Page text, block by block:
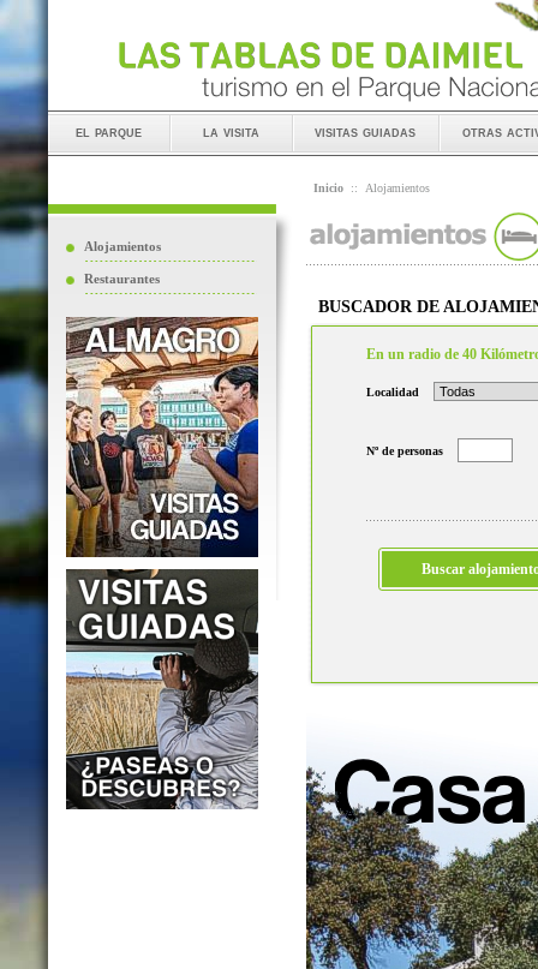
el parque la visita visitas guiadas otras
Alojamientos
Restaurantes
Inicio :: Alojamientos
BUSCADOR DE
En un radio de 40
Localidad
Nº de personas